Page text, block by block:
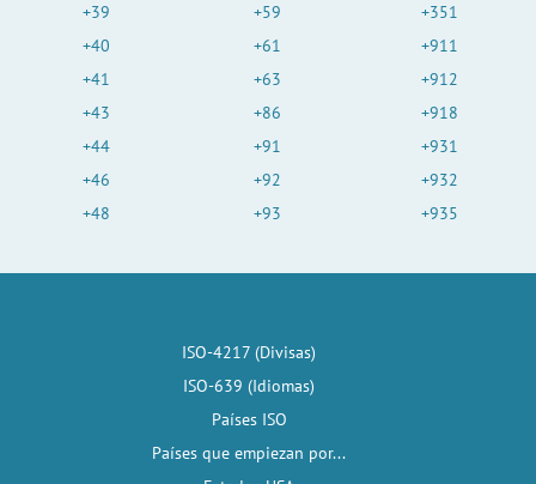
+39
+40
+41
+43
+44
+46
+48
+59
+61
+63
+86
+91
+92
+93
+351
+911
+912
+918
+931
+932
+935
ISO-4217 (Divisas)
ISO-639 (Idiomas)
Países ISO
Países que empiezan por...